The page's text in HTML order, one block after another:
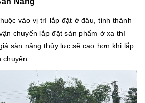
vào vị trí lắp đặt ở đâu, tỉnh thành
chuyển lắp đặt sản phẩm ở xa thì
sàn nâng thủy lực sẽ cao hơn khi lắp